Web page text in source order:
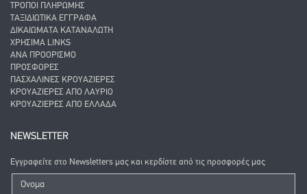
ΤΡΌΠΟΙ ΠΛΗΡΩΜΉΣ
ΤΑΞΙΔΙΩΤΙΚΆ ΈΓΓΡΑΦΑ
ΔΙΚΑΙΏΜΑΤΑ ΚΑΤΑΝΑΛΩΤΉ
ΧΡΉΣΙΜΑ LINKS
ΑΝΑ ΠΡΟΟΡΙΣΜΌ
ΠΡΟΣΦΟΡΈΣ
ΠΑΣΧΑΛΙΝΈΣ ΚΡΟΥΑΖΙΈΡΕΣ
ΚΡΟΥΑΖΙΈΡΕΣ ΑΠΌ ΛΑΎΡΙΟ
ΚΡΟΥΑΖΙΈΡΕΣ ΑΠΌ ΕΛΛΆΔΑ
NEWSLETTER
Εγγραφείτε στο Newsletters μας και κερδίστε από τις προσφορές μας